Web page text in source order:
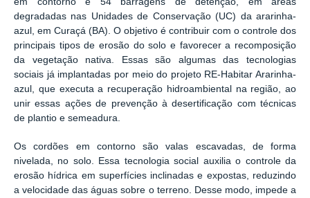
degradadas nas Unidades de Conservação (UC) da ararinha-
azul, em Curaçá (BA). O objetivo é contribuir com o controle dos
principais tipos de erosão do solo e favorecer a recomposição
da vegetação nativa. Essas são algumas das tecnologias
sociais já implantadas por meio do projeto RE-Habitar Ararinha-
azul, que executa a recuperação hidroambiental na região, ao
unir essas ações de prevenção à desertificação com técnicas
de plantio e semeadura.
Os cordões em contorno são valas escavadas, de forma
nivelada, no solo. Essa tecnologia social auxilia o controle da
erosão hídrica em superfícies inclinadas e expostas, reduzindo
a velocidade das águas sobre o terreno. Desse modo, impede a